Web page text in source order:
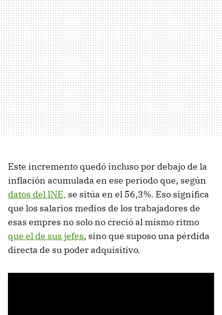
Este incremento quedó incluso por debajo de la
inflación acumulada en ese periodo que, según
datos del INE, se sitúa en el 56,3%. Eso significa
que los salarios medios de los trabajadores de
esas empres no solo no creció al mismo ritmo
que el de sus jefes, sino que suposo una pérdida
directa de su poder adquisitivo.